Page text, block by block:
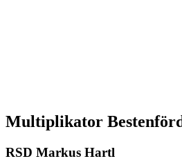
Multiplikator
RSD Markus Hartl